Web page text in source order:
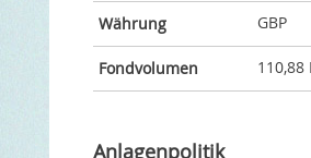
Währung GBP
Fondvolumen 110,88
Anlagenpolitik